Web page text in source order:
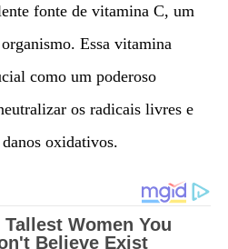
fonte de vitamina C, um
Essa vitamina
como um poderoso
os radicais livres e
oxidativos.